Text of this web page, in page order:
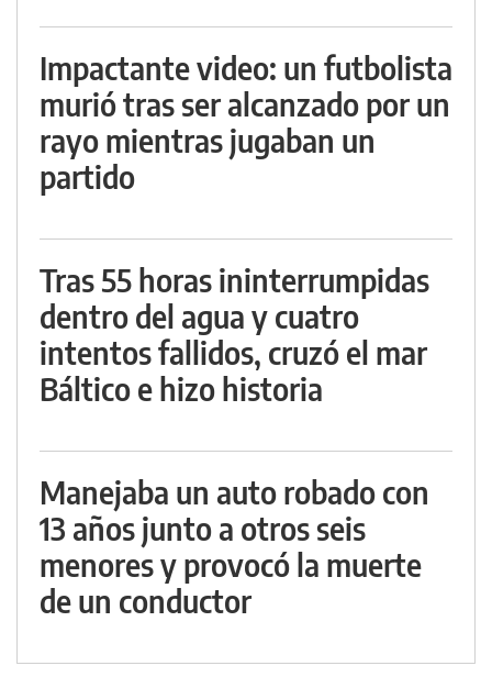
Impactante video: un futbolista
murió tras ser alcanzado por un
rayo mientras jugaban un
partido
Tras 55 horas ininterrumpidas
dentro del agua y cuatro
intentos fallidos, cruzó el mar
Báltico e hizo historia
Manejaba un auto robado con
13 años junto a otros seis
menores y provocó la muerte
de un conductor